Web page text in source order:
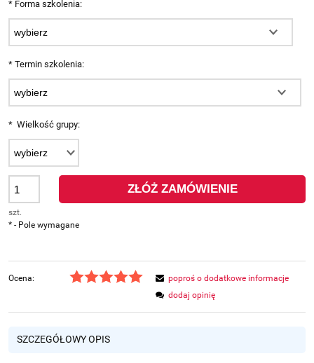
* Forma szkolenia:
* Termin szkolenia:
* Wielkość grupy:
szt.
ZŁÓŻ ZAMÓWIENIE
* - Pole wymagane
Ocena:
poproś o dodatkowe informacje
dodaj opinię
SZCZEGÓŁOWY OPIS